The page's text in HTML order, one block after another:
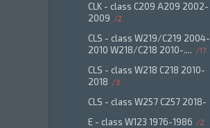
CLK - class C209 A209 2002-
2009
2
CLS - class W219/C219 2004-
2010 W218/C218 2010-....
17
CLS - class W218 C218 2010-
2018
3
CLS - class W257 C257 2018-
E - class W123 1976-1986 2